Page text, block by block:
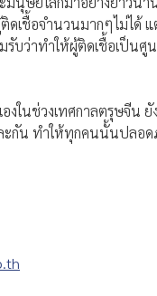
เชื้อจำนวนมากๆไม่ได้
บว่าทำให้ผู้ติดเชื้อเป็นศู
นช่วงเทศกาลตรุษจีน ยั
ะกัน ทำให้ทุกคนนั้นปลอด